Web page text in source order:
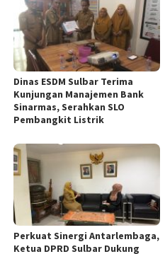
Dinas ESDM Sulbar Terima
Kunjungan Manajemen Bank
Sinarmas, Serahkan SLO
Pembangkit Listrik
Perkuat Sinergi Antarlembaga,
Ketua DPRD Sulbar Dukung